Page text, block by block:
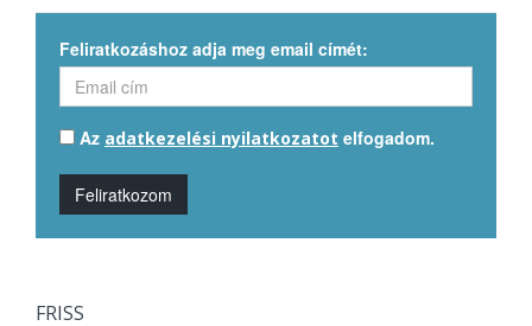
Feliratkozáshoz adja meg email címét:
Az adatkezelési nyilatkozatot elfogadom.
Feliratkozom
FRISS